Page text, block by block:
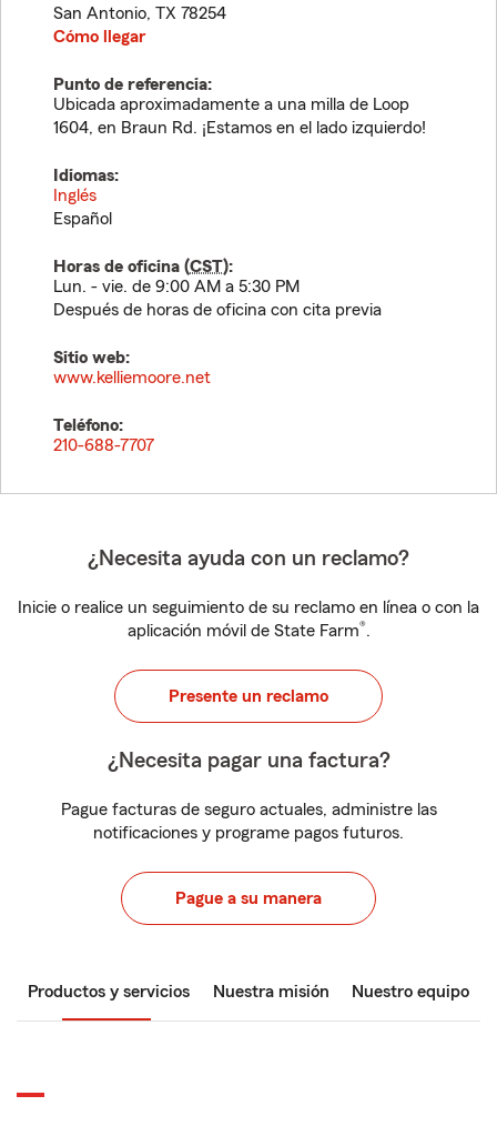
San Antonio, TX 78254
Cómo llegar
Punto de referencia:
Ubicada aproximadamente a una milla de Loop
1604, en Braun Rd. ¡Estamos en el lado izquierdo!
Idiomas:
Inglés
Español
Horas de oficina (CST):
Lun. - vie. de 9:00 AM a 5:30 PM
Después de horas de oficina con cita previa
Sitio web:
www.kelliemoore.net
Teléfono:
210-688-7707
¿Necesita ayuda con un reclamo?
Inicie o realice un seguimiento de su reclamo en línea o con la
aplicación móvil de State Farm®.
Presente un reclamo
¿Necesita pagar una factura?
Pague facturas de seguro actuales, administre las
notificaciones y programe pagos futuros.
Pague a su manera
Productos y servicios Nuestra misión Nuestro equipo